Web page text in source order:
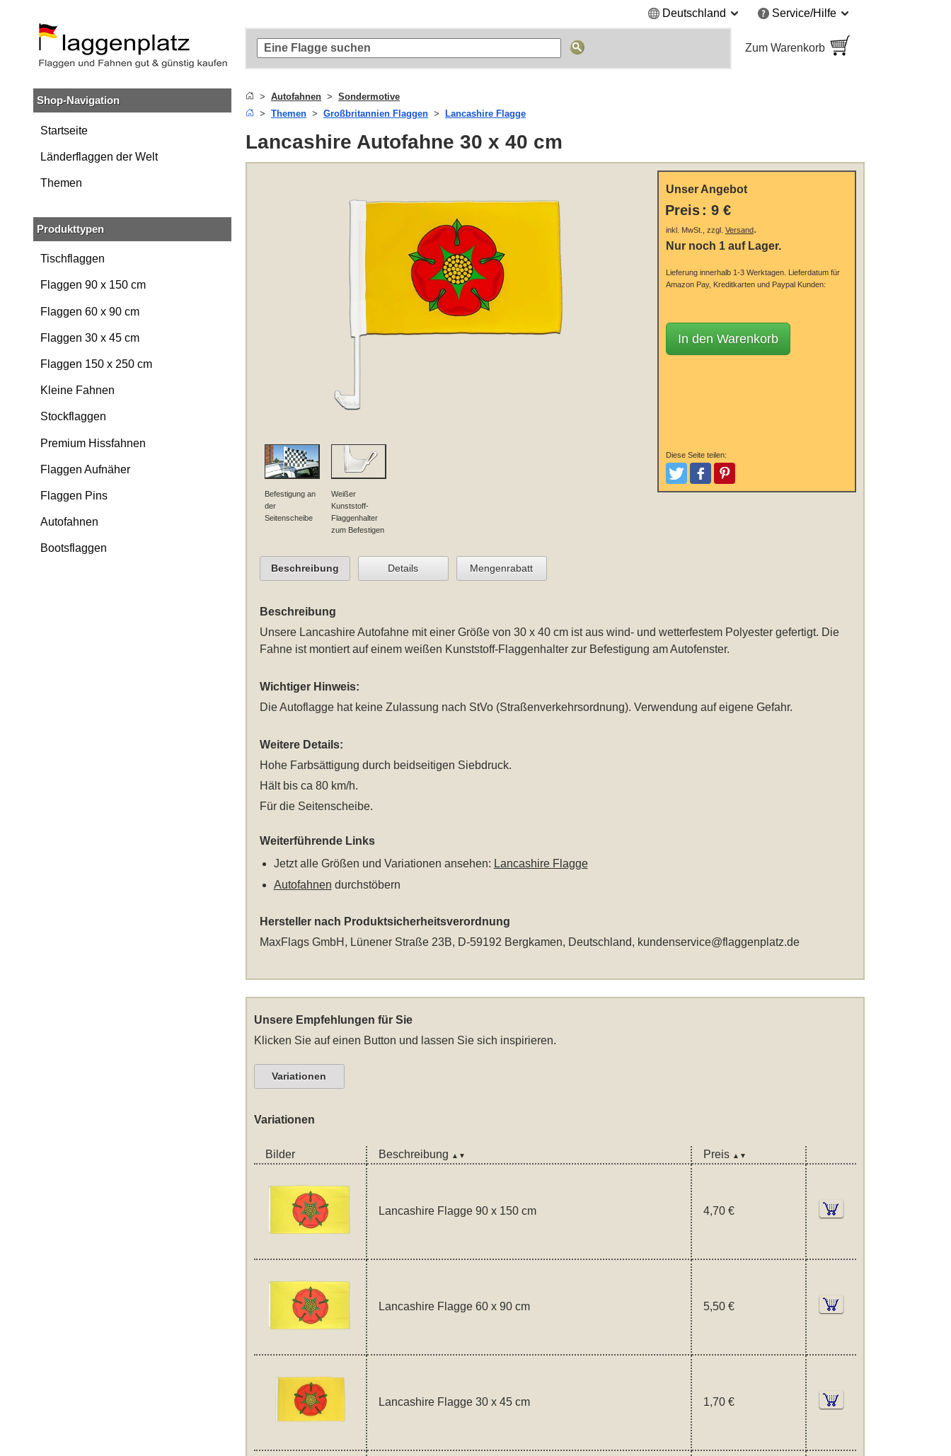
Hauptinhalt
springen
Suche
Zur
Navigation
springen
Deutschland Service/Hilfe
Zum Warenkorb
Shop-Navigation
Startseite
Länderflaggen der Welt
Themen
Produkttypen
Tischflaggen
Flaggen 90 x 150 cm
Flaggen 60 x 90 cm
Flaggen 30 x 45 cm
Flaggen 150 x 250 cm
Kleine Fahnen
Stockflaggen
Premium Hissfahnen
Flaggen Aufnäher
Flaggen Pins
Autofahnen
Bootsflaggen
Autofahnen
Sondermotive
Themen
Großbritannien Flaggen Lancashire Flagge
Lancashire Autofahne 30 x 40 cm
Befestigung an
der
Seitenscheibe
Weißer
Kunststoff-
Flaggenhalter
zum Befestigen
Unser Angebot
Preis : 9 €
inkl. MwSt., zzgl. Versand.
Nur noch 1 auf Lager.
Lieferung innerhalb 1-3 Werktagen.
Lieferdatum für
Amazon Pay, Kreditkarten und Paypal Kunden:
In den Warenkorb
Diese Seite teilen:
TweetenPostenPinterest
Beschreibung Details Mengenrabatt
Beschreibung
Unsere Lancashire Autofahne mit einer Größe von 30 x 40 cmist aus wind- und wetterfestem Polyester gefertigt. Die
Fahne ist montiert auf einem weißen Kunststoff-Flaggenhalter zur Befestigung am Autofenster.
Wichtiger Hinweis:
Die Autoflagge hat keine Zulassung nach StVo (Straßenverkehrsordnung). Verwendung auf eigene Gefahr.
Weitere Details:
Hohe Farbsättigung durch beidseitigen Siebdruck.
Hält bis ca 80 km/h.
Für die Seitenscheibe.
Weiterführende Links
Jetzt alle Größen und Variationen ansehen: Lancashire Flagge
Autofahnen durchstöbern
Hersteller nach Produktsicherheitsverordnung
MaxFlags GmbH, Lünener Straße 23B, D-59192 Bergkamen, Deutschland, kundenservice@flaggenplatz.de
Unsere Empfehlungen für Sie
Klicken Sie auf einen Button und lassen Sie sich inspirieren.
Variationen
Variationen
Bilder Beschreibung ▲▼ Preis ▲▼
Lancashire Flagge 90 x 150 cm 4,70 €
Lancashire Flagge 60 x 90 cm 5,50 €
Lancashire Flagge 30 x 45 cm 1,70 €